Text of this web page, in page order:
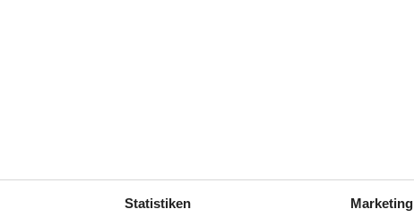
Statistiken Marketing